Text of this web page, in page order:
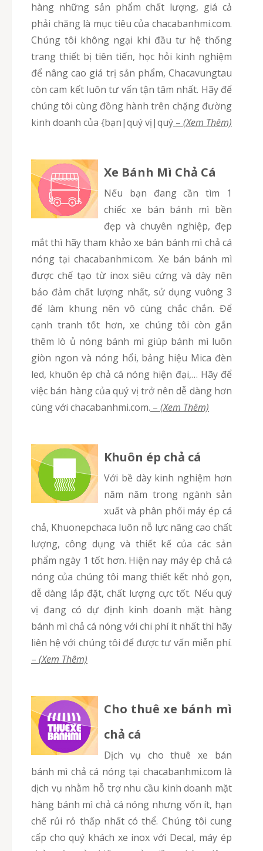
hàng những sản phẩm chất lượng, giá cả
phải chăng là mục tiêu của chacabanhmi.com.
Chúng tôi không ngại khi đầu tư hệ thống
trang thiết bị tiên tiến, học hỏi kinh nghiệm
để nâng cao giá trị sản phẩm, Chacavungtau
còn cam kết luôn tư vấn tận tâm nhất. Hãy để
chúng tôi cùng đồng hành trên chặng đường
kinh doanh của {bạn|quý vị|quý – (Xem Thêm)
Xe Bánh Mì Chả Cá
Nếu bạn đang cần tìm 1
chiếc xe bán bánh mì bền
đẹp và chuyên nghiệp, đẹp
mắt thì hãy tham khảo xe bán bánh mì chả cá
nóng tại chacabanhmi.com. Xe bán bánh mì
được chế tạo từ inox siêu cứng và dày nên
bảo đảm chất lượng nhất, sử dụng vuông 3
để làm khung nên vô cùng chắc chắn. Để
cạnh tranh tốt hơn, xe chúng tôi còn gắn
thêm lò ủ nóng bánh mì giúp bánh mì luôn
giòn ngon và nóng hổi, bảng hiệu Mica đèn
led, khuôn ép chả cá nóng hiện đại,… Hãy để
việc bán hàng của quý vị trở nên dễ dàng hơn
cùng với chacabanhmi.com. – (Xem Thêm)
Khuôn ép chả cá
Với bề dày kinh nghiệm hơn
năm năm trong ngành sản
xuất và phân phối máy ép cá
chả, Khuonepchaca luôn nỗ lực nâng cao chất
lượng, công dụng và thiết kế của các sản
phẩm ngày 1 tốt hơn. Hiện nay máy ép chả cá
nóng của chúng tôi mang thiết kết nhỏ gọn,
dễ dàng lắp đặt, chất lượng cực tốt. Nếu quý
vị đang có dự định kinh doanh mặt hàng
bánh mì chả cá nóng với chi phí ít nhất thì hãy
liên hệ với chúng tôi để được tư vấn miễn phí.
– (Xem Thêm)
Cho thuê xe bánh mì
chả cá
Dịch vụ cho thuê xe bán
bánh mì chả cá nóng tại chacabanhmi.com là
dịch vụ nhằm hỗ trợ nhu cầu kinh doanh mặt
hàng bánh mì chả cá nóng nhưng vốn ít, hạn
chế rủi rỏ thấp nhất có thể. Chúng tôi cung
cấp cho quý khách xe inox với Decal, máy ép